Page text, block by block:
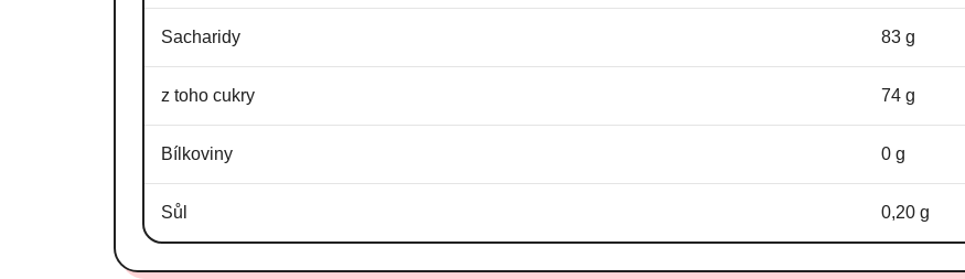
Sacharidy 83 g
z toho cukry 74 g
Bílkoviny 0 g
Sůl 0,20 g